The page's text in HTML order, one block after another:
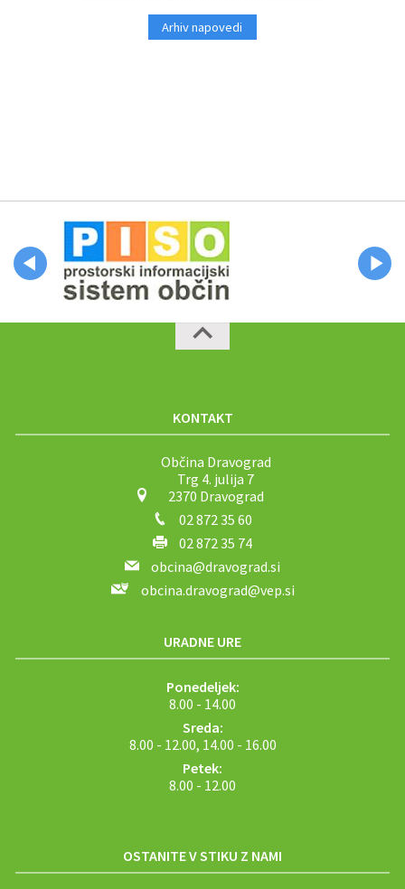
Arhiv napovedi
KONTAKT
Občina Dravograd
Trg 4. julija 7
2370 Dravograd
02 872 35 60
02 872 35 74
obcina@dravograd.si
obcina.dravograd@vep.si
URADNE URE
Ponedeljek:
8.00 - 14.00
Sreda:
8.00 - 12.00, 14.00 - 16.00
Petek:
8.00 - 12.00
OSTANITE V STIKU Z NAMI